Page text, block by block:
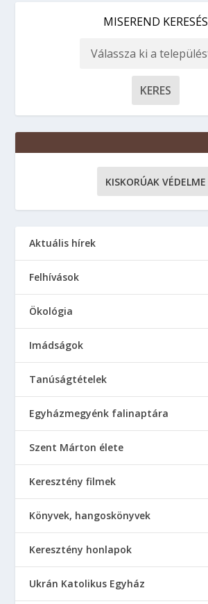
MISEREND KERESÉS
KISKORÚAK VÉDELME
Aktuális hírek
Felhívások
Ökológia
Imádságok
Tanúságtételek
Egyházmegyénk falinaptára
Szent Márton élete
Keresztény filmek
Könyvek, hangoskönyvek
Keresztény honlapok
Ukrán Katolikus Egyház